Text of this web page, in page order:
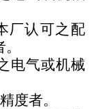
厂认可之配
电气或机械
度者。